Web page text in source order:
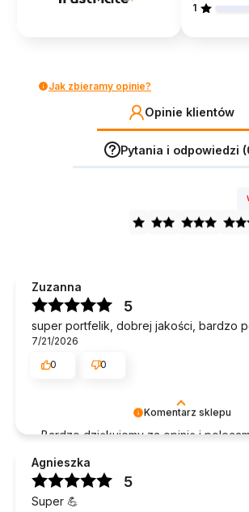
1
Jak zbieramy opinie?
Opinie klientów
Pytania i odpowiedzi
Komentarz sklepu
Bardzo dziękujemy za opinię i
James Hawk
Zuzanna
5
super portfelik, dobrej jakości, bardzo
7/21/2026
0
0
Agnieszka
5
Super 💪